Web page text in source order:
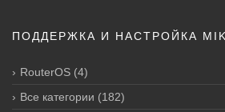
ПОДДЕРЖКА И НАСТРОЙКА
RouterOS (4)
Все категории (182)